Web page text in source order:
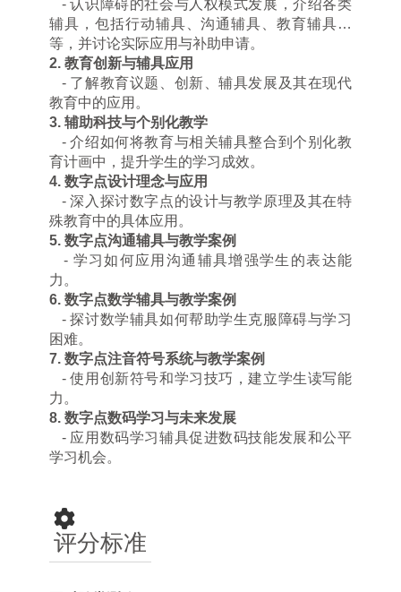
-认识障碍的社会与人权模式发展，介绍各类
辅具，包括行动辅具、沟通辅具、教育辅具…
等，并讨论实际应用与补助申请。
2. 教育创新与辅具应用
- 了解教育议题、创新、辅具发展及其在现代
教育中的应用。
3. 辅助科技与个别化教学
-介绍如何将教育与相关辅具整合到个别化教
育计画中，提升学生的学习成效。
4. 数字点设计理念与应用
-深入探讨数字点的设计与教学原理及其在特
殊教育中的具体应用。
5. 数字点沟通辅具与教学案例
- 学习如何应用沟通辅具增强学生的表达能
力。
6. 数字点数学辅具与教学案例
-探讨数学辅具如何帮助学生克服障碍与学习
困难。
7. 数字点注音符号系统与教学案例
-使用创新符号和学习技巧，建立学生读写能
力。
8. 数字点数码学习与未来发展
- 应用数码学习辅具促进数码技能发展和公平
学习机会。
评分标准